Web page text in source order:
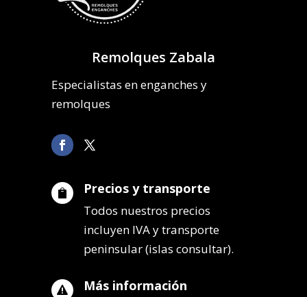
Remolques Zabala
Especialistas en enganches y
remolques
 Precios y transporte
Todos nuestros precios
incluyen IVA y transporte
peninsular (islas consultar).
 Más información